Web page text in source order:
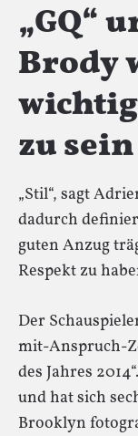
„GQ“
Brody
zu sein
„Stil“, sagt
dadurch
guten Anzug
Respekt zu
Der
mit-Anspruch-
des Jahres
und hat sich
Brooklyn